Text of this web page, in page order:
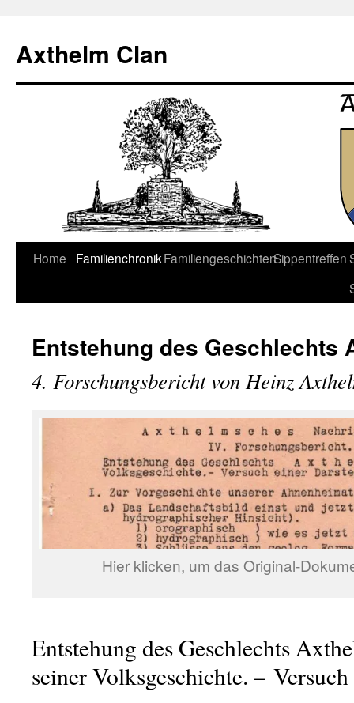
Axthelm Clan
Springe
Home FamilienchronikFamiliengeschichtenSippentreffen
Entstehung des Geschlechts
4. Forschungsbericht von Heinz
Hier klicken, um das Original-
Entstehung des Geschlechts
seiner Volksgeschichte. –